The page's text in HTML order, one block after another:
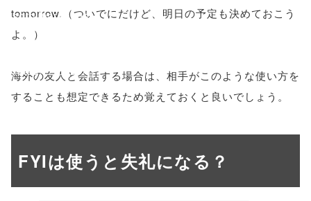
scrollbars=yes'
); return
false;"> シェア
tomorrow.（ついでにだけど、明日の予定も決めておこう
よ。）
海外の友人と会話する場合は、相手がこのような使い方を
することも想定できるため覚えておくと良いでしょう。
FYIは使うと失礼になる？